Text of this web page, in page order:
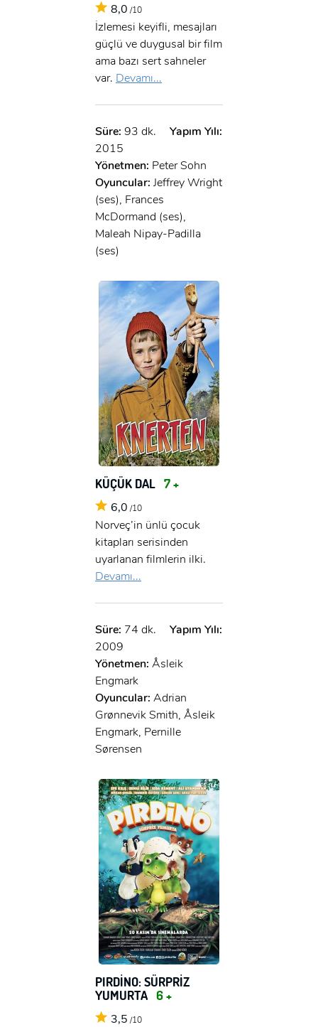
GIRIŞ YAP
E-Posta:
Şifre:
GIRIŞ
ÜYE OL
Ad Soyad:
E-Posta:
Şifre:
ÜYE OL
GIRIŞ
8,0 /10
İzlemesi keyifli, mesajları
güçlü ve duygusal bir film
ama bazı sert sahneler
var. Devamı...
Süre: 93 dk.
Yapım Yılı:
2015
Yönetmen: Peter Sohn
Oyuncular: Jeffrey Wright
(ses), Frances
McDormand (ses),
Maleah Nipay-Padilla
(ses)
KÜÇÜK DAL 7 +
6,0 /10
Norveç’in ünlü çocuk
kitapları serisinden
uyarlanan filmlerin ilki.
Devamı...
Süre: 74 dk.
Yapım Yılı:
2009
Yönetmen: Åsleik
Engmark
Oyuncular: Adrian
Grønnevik Smith, Åsleik
Engmark, Pernille
Sørensen
PIRDİNO: SÜRPRİZ
YUMURTA 6 +
3,5 /10